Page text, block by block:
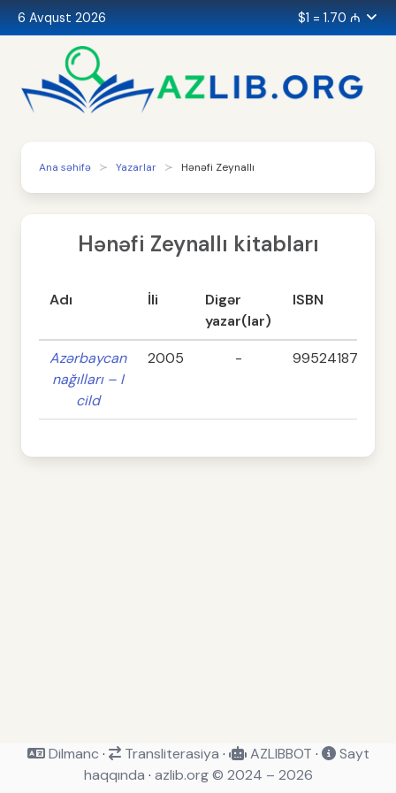
6 Avqust 2026 $1 = 1.70 ₼
Ana səhifə Yazarlar Hənəfi Zeynallı
Hənəfi Zeynallı kitabları
Adı İli
Digər
yazar(lar)
ISBN
Azərbaycan
nağılları – I
cild
2005 - 9952418709
Dilmanc · Transliterasiya · AZLIBBOT ·
Sayt
haqqında · azlib.org © 2024 – 2026